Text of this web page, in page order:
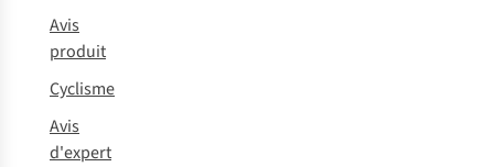
Avis
produit
Cyclisme
Avis
d'expert